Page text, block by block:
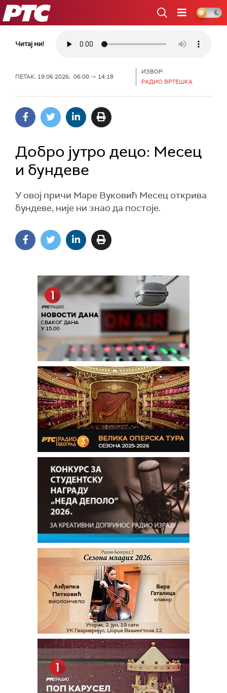
РТС
Читај ми!
ПЕТАК, 19.06.2026, 06:00 -> 14:18
ИЗВОР:
РАДИО ВРТЕШКА
Добро јутро децо: Месец
и бундеве
У овој причи Маре Вуковић Месец открива
бундеве, није ни знао да постоје.